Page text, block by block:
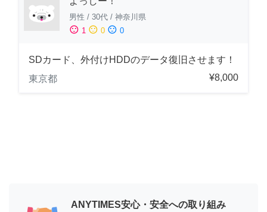
男性 / 30代 / 神奈川県
sentiment_satisfied 1 sentiment_neutral 0 sentiment_dissatisfied 0
SDカード、外付けHDDのデータ復旧させます！
東京都
¥8,000
ANYTIMES安心・安全への取り組み